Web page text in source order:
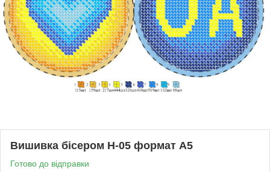
Вишивка бісером Н-05 формат А5
Готово до відправки